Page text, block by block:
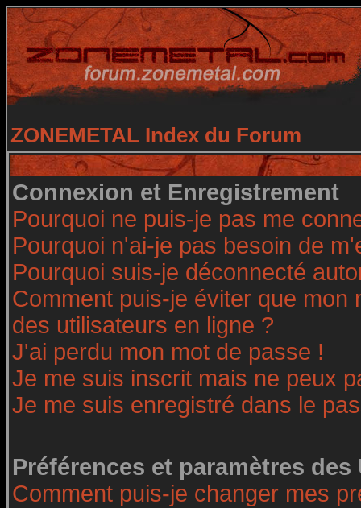
ZONEMETAL Index du Forum
Connexion et Enregistrement
Pourquoi ne puis-je pas me
Pourquoi n'ai-je pas besoin de
Pourquoi suis-je déconnecté
Comment puis-je éviter que
des utilisateurs en ligne ?
J'ai perdu mon mot de passe !
Je me suis inscrit mais ne peux
Je me suis enregistré dans le
Préférences et paramètres
Comment puis-je changer mes